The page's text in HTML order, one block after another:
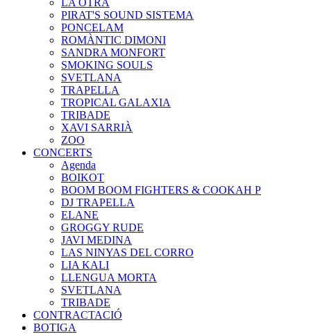
LA OTRA
PIRAT'S SOUND SISTEMA
PONCELAM
ROMÀNTIC DIMONI
SANDRA MONFORT
SMOKING SOULS
SVETLANA
TRAPELLA
TROPICAL GALAXIA
TRIBADE
XAVI SARRIÀ
ZOO
CONCERTS
Agenda
BOIKOT
BOOM BOOM FIGHTERS & COOKAH P
DJ TRAPELLA
ELANE
GROGGY RUDE
JAVI MEDINA
LAS NINYAS DEL CORRO
LIA KALI
LLENGUA MORTA
SVETLANA
TRIBADE
CONTRACTACIÓ
BOTIGA